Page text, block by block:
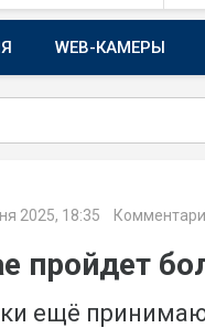
WEB-КАМЕРЫ
2025, 18:35
пройдет
ещё